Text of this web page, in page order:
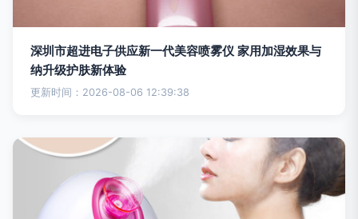
深圳市超进电子供应新一代美容喷雾仪 家用加湿效果与
纳升级护肤新体验
更新时间：2026-08-06 12:39:38